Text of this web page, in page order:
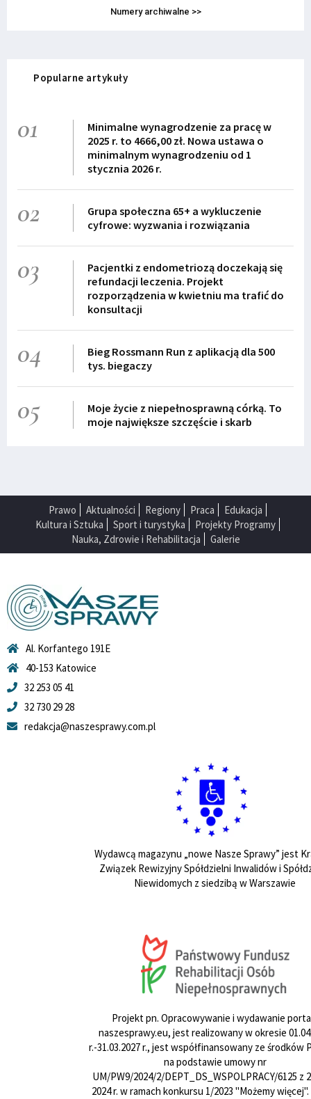
Numery archiwalne >>
Popularne artykuły
01
Minimalne wynagrodzenie za pracę w
2025 r. to 4666,00 zł. Nowa ustawa o
minimalnym wynagrodzeniu od 1
stycznia 2026 r.
02
Grupa społeczna 65+ a wykluczenie
cyfrowe: wyzwania i rozwiązania
03
Pacjentki z endometriozą doczekają się
refundacji leczenia. Projekt
rozporządzenia w kwietniu ma trafić do
konsultacji
04
Bieg Rossmann Run z aplikacją dla 500
tys. biegaczy
05
Moje życie z niepełnosprawną córką. To
moje największe szczęście i skarb
Prawo Aktualności Regiony Praca
Edukacja
Kultura i Sztuka
Sport i turystyka
Projekty Programy
Nauka, Zdrowie i Rehabilitacja
Galerie
Al. Korfantego 191E
40-153 Katowice
32 253 05 41
32 730 29 28
redakcja@naszesprawy.com.pl
Wydawcą magazynu „nowe Nasze Sprawy” jest
Związek Rewizyjny Spółdzielni Inwalidów i
Niewidomych z siedzibą w Warszawie
Projekt pn. Opracowywanie i wydawanie
naszesprawy.eu, jest realizowany w okresie
r.-31.03.2027 r., jest współfinansowany ze środków
na podstawie umowy nr
UM/PW9/2024/2/DEPT_DS_WSPOLPRACY/6125 z
2024 r. w ramach konkursu 1/2023 "Możemy więcej".